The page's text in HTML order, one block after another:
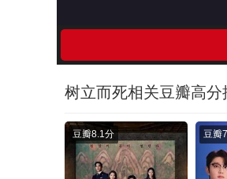
树立而死相关豆瓣高分
豆瓣8.1分 豆瓣